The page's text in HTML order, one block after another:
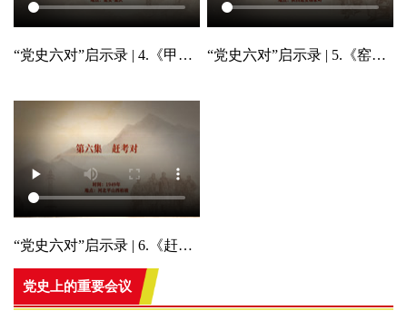
“党史六对”启示录 | 4.《甲申对》 “党史六对”启示录 | 5.《窑洞对》
“党史六对”启示录 | 6.《赶考对》
党史上的重要会议